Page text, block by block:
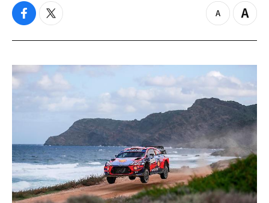
f
c
b
t
i
t
e
z
o
o
u
t
Z
o
i